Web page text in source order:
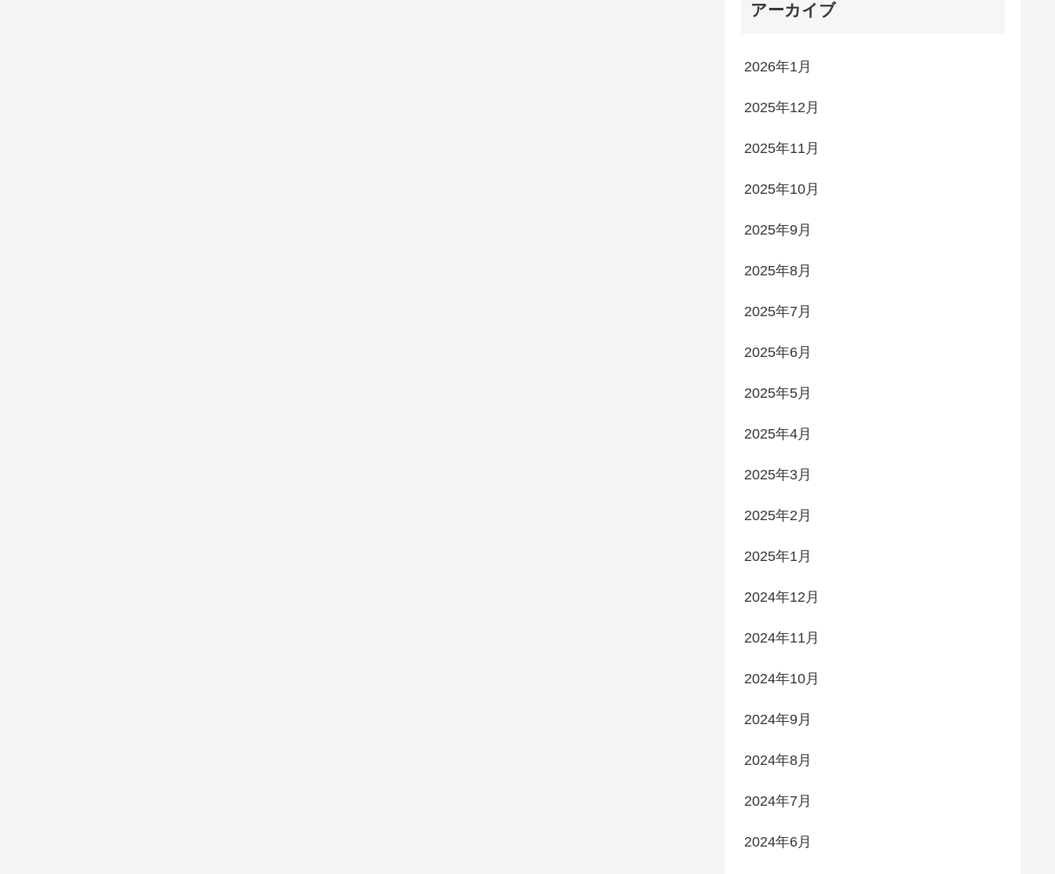
アーカイブ
2026年1月
2025年12月
2025年11月
2025年10月
2025年9月
2025年8月
2025年7月
2025年6月
2025年5月
2025年4月
2025年3月
2025年2月
2025年1月
2024年12月
2024年11月
2024年10月
2024年9月
2024年8月
2024年7月
2024年6月